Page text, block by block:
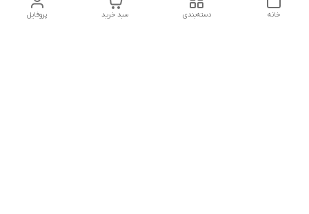
پروفایل سبد خرید دسته‌بندی خانه